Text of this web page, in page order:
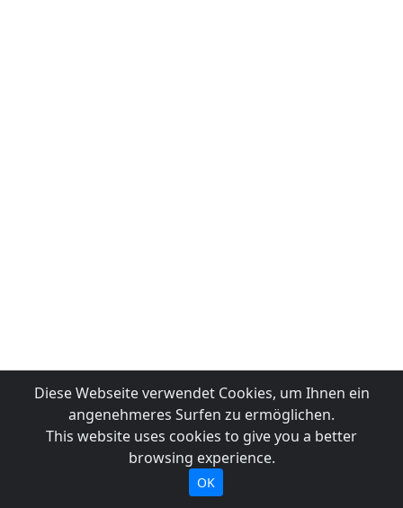
Diese Webseite verwendet Cookies, um Ihnen ein
angenehmeres Surfen zu ermöglichen.
This website uses cookies to give you a better
browsing experience.
OK